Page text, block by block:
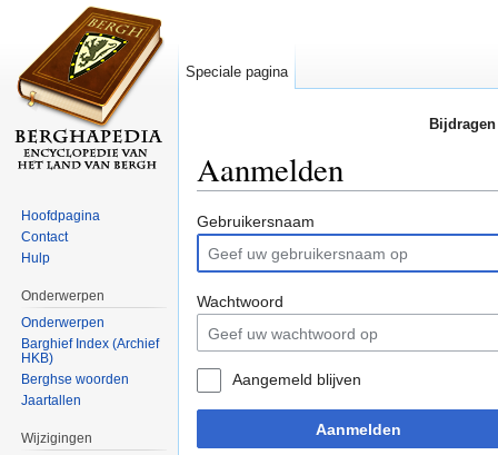
Aanmelden
Gebruikersnaam
Wachtwoord
Aangemeld blijven
Aanmelden
Speciale pagina
Hoofdpagina
Contact
Hulp
Onderwerpen
Onderwerpen
Barghief Index (Archief
HKB)
Berghse woorden
Jaartallen
Wijzigingen